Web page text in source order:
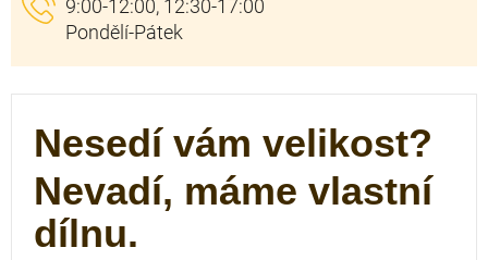
Nesedí vám velikost?
Nevadí, máme vlastní
dílnu.